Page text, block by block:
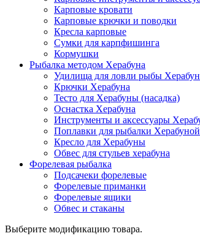
Карповые кровати
Карповые крючки и поводки
Кресла карповые
Сумки для карпфишинга
Кормушки
Рыбалка методом Херабуна
Удилища для ловли рыбы
Крючки Херабуна
Тесто для Херабуны (насадка)
Оснастка Херабуна
Инструменты и аксессуары
Поплавки для рыбалки Херабуной
Кресло для Херабуны
Обвес для стульев херабуна
Форелевая рыбалка
Подсачеки форелевые
Форелевые приманки
Форелевые ящики
Обвес и стаканы
Выберите модификацию товара.